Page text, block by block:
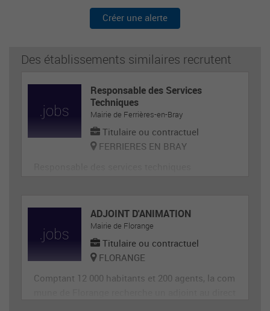
Créer une alerte
Des établissements similaires recrutent
Responsable des Services
Techniques
Mairie de Ferrières-en-Bray
Titulaire ou contractuel
FERRIERES EN BRAY
ADJOINT D'ANIMATION
Mairie de Florange
Titulaire ou contractuel
FLORANGE
Comptant 12 000 habitants et 200 agents, la com